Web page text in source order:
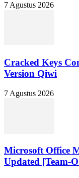
7 Agustus 2026
Cracked Keys
Version Qiwi
7 Agustus 2026
Microsoft Office
Updated [Team-